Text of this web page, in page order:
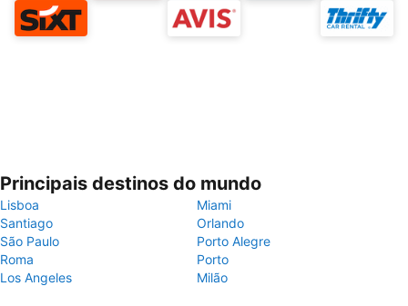
Principais destinos do mundo
Lisboa
Miami
Santiago
Orlando
São Paulo
Porto Alegre
Roma
Porto
Los Angeles
Milão